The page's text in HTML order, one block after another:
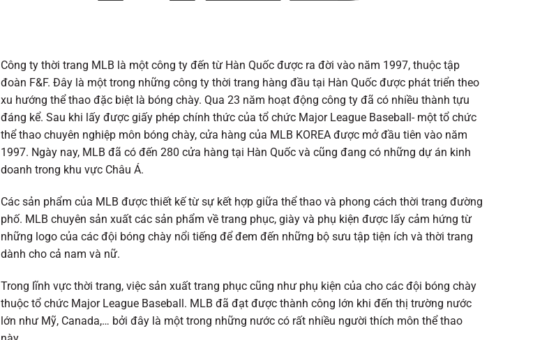
Công ty thời trang MLB là một công ty đến từ Hàn Quốc được ra đời vào năm 1997, thuộc tập
đoàn F&F. Đây là một trong những công ty thời trang hàng đầu tại Hàn Quốc được phát triển theo
xu hướng thể thao đặc biệt là bóng chày. Qua 23 năm hoạt động công ty đã có nhiều thành tựu
đáng kể. Sau khi lấy được giấy phép chính thức của tổ chức Major League Baseball- một tổ chức
thể thao chuyên nghiệp môn bóng chày, cửa hàng của MLB KOREA được mở đầu tiên vào năm
1997. Ngày nay, MLB đã có đến 280 cửa hàng tại Hàn Quốc và cũng đang có những dự án kinh
doanh trong khu vực Châu Á.
Các sản phẩm của MLB được thiết kế từ sự kết hợp giữa thể thao và phong cách thời trang đường
phố. MLB chuyên sản xuất các sản phẩm về trang phục, giày và phụ kiện được lấy cảm hứng từ
những logo của các đội bóng chày nổi tiếng để đem đến những bộ sưu tập tiện ích và thời trang
dành cho cả nam và nữ.
Trong lĩnh vực thời trang, việc sản xuất trang phục cũng như phụ kiện của cho các đội bóng chày
thuộc tổ chức Major League Baseball. MLB đã đạt được thành công lớn khi đến thị trường nước
lớn như Mỹ, Canada,… bởi đây là một trong những nước có rất nhiều người thích môn thể thao